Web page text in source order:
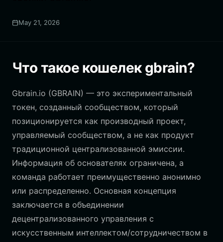
May 21, 2026
Что такое кошелек gbrain?
Gbrain.io (GBRAIN) — это экспериментальный
токен, созданный сообществом, который
позиционируется как производный проект,
управляемый сообществом, а не как продукт
традиционной централизованной эмиссии.
Информация об основателях ограничена, а
команда работает преимущественно анонимно
или распределенно. Основная концепция
заключается в объединении
децентрализованного управления с
искусственным интеллектом/сотрудничеством в